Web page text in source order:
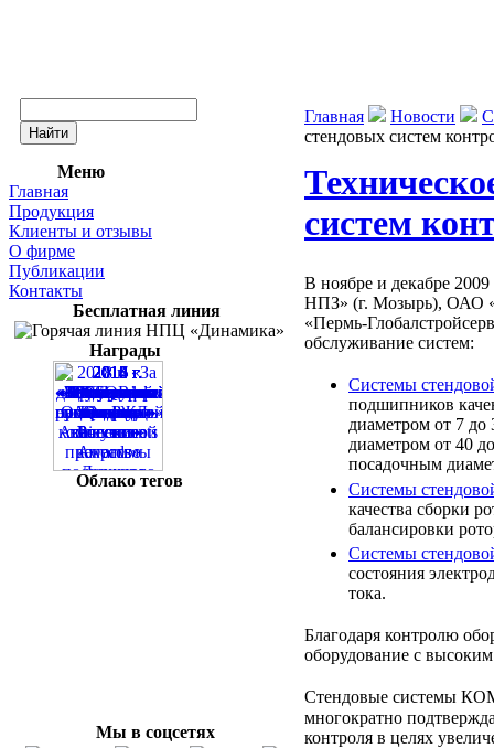
Меню
Главная
Продукция
Клиенты и отзывы
О фирме
Публикации
Контакты
Бесплатная линия
Награды
Облако тегов
Мы в соцсетях
Главная Новости
стендовых систем
систем
В ноябре и декабре
НПЗ» (г. Мозырь), ОАО
«Пермь-
обслуживание систем:
Системы
подшипников
диаметром от 7
диаметром от 40
посадочным
Системы
качества сборки
балансировки
Системы
состояния
тока.
Благодаря контролю
оборудование с
Стендовые системы
многократно
контроля в целях